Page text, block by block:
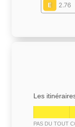
E
2.76
Les
PAS DU TOUT